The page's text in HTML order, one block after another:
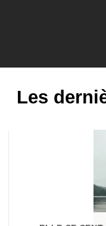
Les